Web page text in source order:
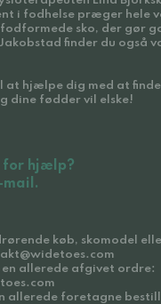
i fodhelse præger hele
sko, der gør
finder du også
at hjælpe dig med at finde
dine fødder vil elske!
for hjælp?
mail.
køb, skomodel
en allerede afgivet ordre:
allerede foretagne